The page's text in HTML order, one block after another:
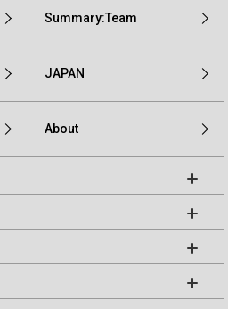
Summary:Team
JAPAN
About